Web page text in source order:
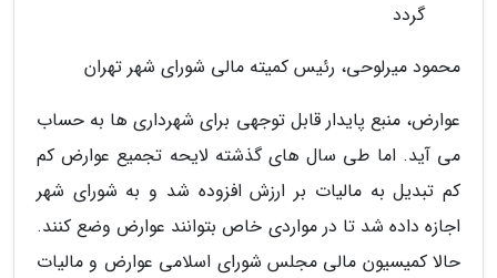
گردد
محمود میرلوحی، رئیس کمیته مالی شورای شهر تهران
عوارض، منبع پایدار قابل توجهی برای شهرداری ها به حساب
می آید. اما طی سال های گذشته لایحه تجمیع عوارض کم
کم تبدیل به مالیات بر ارزش افزوده شد و به شورای شهر
اجازه داده شد تا در مواردی خاص بتوانند عوارض وضع کنند.
حالا کمیسیون مالی مجلس شورای اسلامی عوارض و مالیات